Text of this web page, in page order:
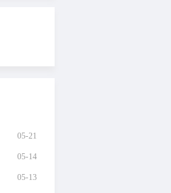
05-21
05-14
05-13